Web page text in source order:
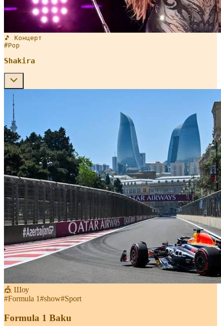
🎵 Концерт
#Pop
Shakira
🎪 Шоу
#Formula 1#show#Sport
Formula 1 Baku